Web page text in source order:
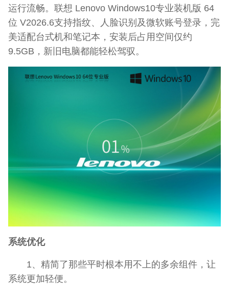
运行流畅。联想 Lenovo Windows10专业装机版 64
位 V2026.6支持指纹、人脸识别及微软账号登录，完
美适配台式机和笔记本，安装后占用空间仅约
9.5GB，新旧电脑都能轻松驾驭。
系统优化
1、精简了那些平时根本用不上的多余组件，让
系统更加轻便。